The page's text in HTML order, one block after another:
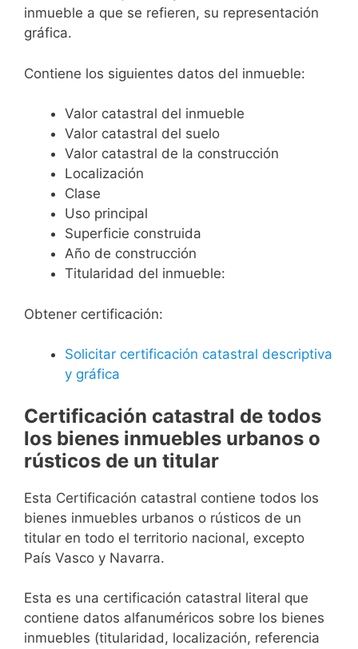
inmueble a que se refieren, su representación
gráfica.
Contiene los siguientes datos del inmueble:
Valor catastral del inmueble
Valor catastral del suelo
Valor catastral de la construcción
Localización
Clase
Uso principal
Superficie construida
Año de construcción
Titularidad del inmueble:
Obtener certificación:
Solicitar certificación catastral descriptiva
y gráfica
Certificación catastral de todos
los bienes inmuebles urbanos o
rústicos de un titular
Esta Certificación catastral contiene todos los
bienes inmuebles urbanos o rústicos de un
titular en todo el territorio nacional, excepto
País Vasco y Navarra.
Esta es una certificación catastral literal que
contiene datos alfanuméricos sobre los bienes
inmuebles (titularidad, localización, referencia